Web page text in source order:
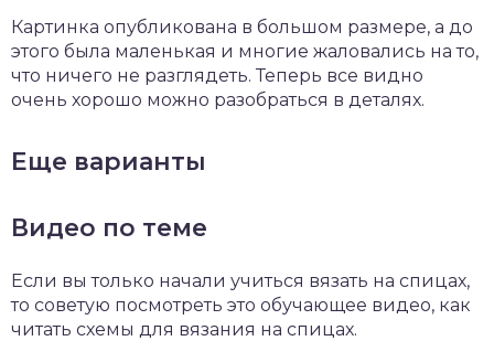
Картинка опубликована в большом размере, а до
этого была маленькая и многие жаловались на то,
что ничего не разглядеть. Теперь все видно
очень хорошо можно разобраться в деталях.
Еще варианты
Видео по теме
Если вы только начали учиться вязать на спицах,
то советую посмотреть это обучающее видео, как
читать схемы для вязания на спицах.